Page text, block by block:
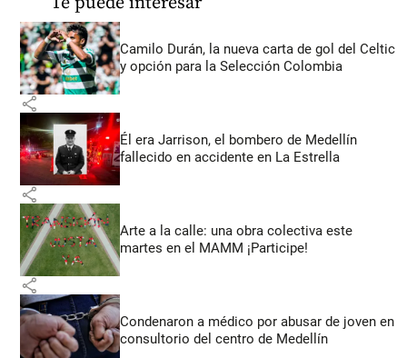
Camilo Durán, la nueva carta de gol del Celtic
y opción para la Selección Colombia
share
Él era Jarrison, el bombero de Medellín
fallecido en accidente en La Estrella
share
Arte a la calle: una obra colectiva este
martes en el MAMM ¡Participe!
share
Condenaron a médico por abusar de joven en
consultorio del centro de Medellín